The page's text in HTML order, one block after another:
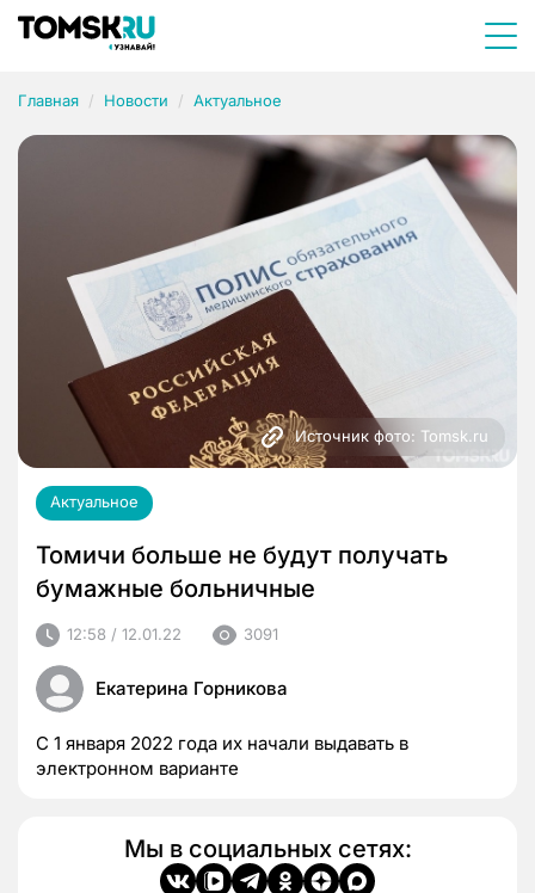
Главная Новости Актуальное
Источник фото: Tomsk.ru
Актуальное
Томичи больше не будут получать
бумажные больничные
12:58 / 12.01.22 3091
Екатерина Горникова
С 1 января 2022 года их начали выдавать в
электронном варианте
Мы в социальных сетях: